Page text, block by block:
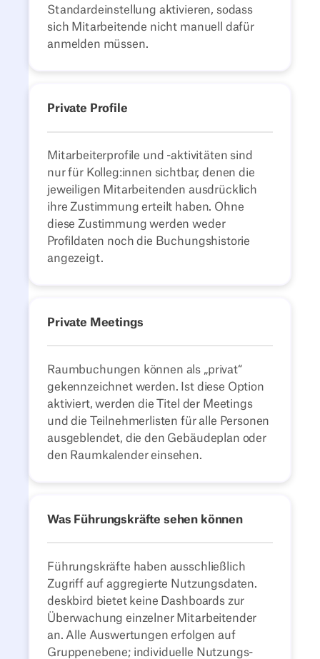
Standardeinstellung aktivieren, sodass
sich Mitarbeitende nicht manuell dafür
anmelden müssen.
Private Profile
Mitarbeiterprofile und -aktivitäten sind
nur für Kolleg:innen sichtbar, denen die
jeweiligen Mitarbeitenden ausdrücklich
ihre Zustimmung erteilt haben. Ohne
diese Zustimmung werden weder
Profildaten noch die Buchungshistorie
angezeigt.
Private Meetings
Raumbuchungen können als „privat“
gekennzeichnet werden. Ist diese Option
aktiviert, werden die Titel der Meetings
und die Teilnehmerlisten für alle Personen
ausgeblendet, die den Gebäudeplan oder
den Raumkalender einsehen.
Was Führungskräfte sehen können
Führungskräfte haben ausschließlich
Zugriff auf aggregierte Nutzungsdaten.
deskbird bietet keine Dashboards zur
Überwachung einzelner Mitarbeitender
an. Alle Auswertungen erfolgen auf
Gruppenebene; individuelle Nutzungs-